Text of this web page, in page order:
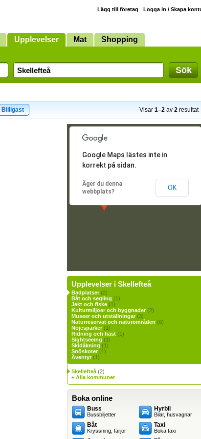
Lägg till företag Logga in / Skapa
Upplevelser Mat Shopping
Sök
Billigast Visar 1–2 av 2 resultat
Google Maps lästes inte in
korrekt på sidan.
Äger du denna
webbplats?
OK
Upplevelser i Skellefteå
Badplatser(2)
Båt och segling (1)
Jakt och fiske (1)
Kulturmiljöer och byggnader(2)
Museer och utställningar(3)
Naturreservat och naturområden (6)
Nöjesparker(1)
Ridning och häst (1)
Sightseeing (1)
Skidåkning (1)
Snöskoter(1)
Äventyr(1)
Skellefteå (2)
+ Alla kommuner
Boka online
Buss
Bussbiljetter
Båt
Kryssning, färjor
Hyrbil
Bilar, husvagnar
Taxi
Boka taxi